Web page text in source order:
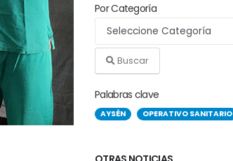
Por Categoría
Buscar
Palabras clave
AYSÉN OPERATIVO SANITARIO